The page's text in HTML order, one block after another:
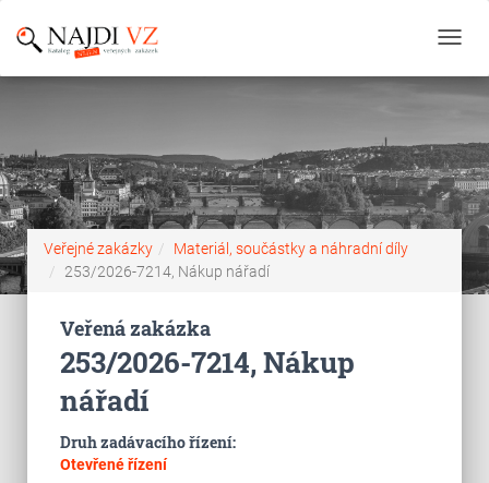
Veřejné zakázky
Materiál, součástky a náhradní díly
253/2026-7214, Nákup nářadí
Veřená zakázka
253/2026-7214, Nákup
nářadí
Druh zadávacího řízení:
Otevřené řízení